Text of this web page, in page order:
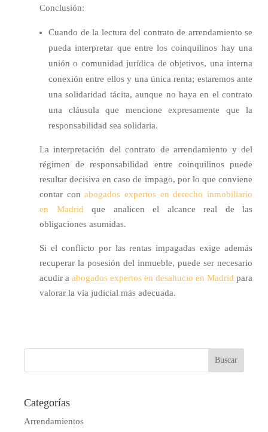
Conclusión:
Cuando de la lectura del contrato de arrendamiento se
pueda interpretar que entre los coinquilinos hay una
unión o comunidad jurídica de objetivos, una interna
conexión entre ellos y una única renta; estaremos ante
una solidaridad tácita, aunque no haya en el contrato
una cláusula que mencione expresamente que la
responsabilidad sea solidaria.
La interpretación del contrato de arrendamiento y del
régimen de responsabilidad entre coinquilinos puede
resultar decisiva en caso de impago, por lo que conviene
contar conabogados expertos en derecho inmobiliario
en Madrid que analicen el alcance real de las
obligaciones asumidas.
Si el conflicto por las rentas impagadas exige además
recuperar la posesión del inmueble, puede ser necesario
acudir a abogados expertos en desahucio en Madrid para
valorar la vía judicial más adecuada.
Categorías
Arrendamientos